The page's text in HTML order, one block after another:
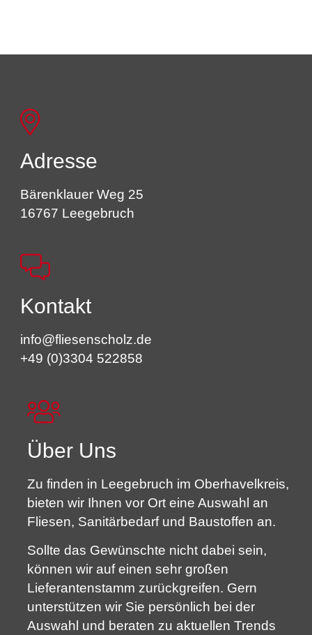
Adresse
Bärenklauer Weg 25
16767 Leegebruch
Kontakt
info@fliesenscholz.de
+49 (0)3304 522858
Über Uns
Zu finden in Leegebruch im Oberhavelkreis,
bieten wir Ihnen vor Ort eine Auswahl an
Fliesen, Sanitärbedarf und Baustoffen an.
Sollte das Gewünschte nicht dabei sein,
können wir auf einen sehr großen
Lieferantenstamm zurückgreifen. Gern
unterstützen wir Sie persönlich bei der
Auswahl und beraten zu aktuellen Trends